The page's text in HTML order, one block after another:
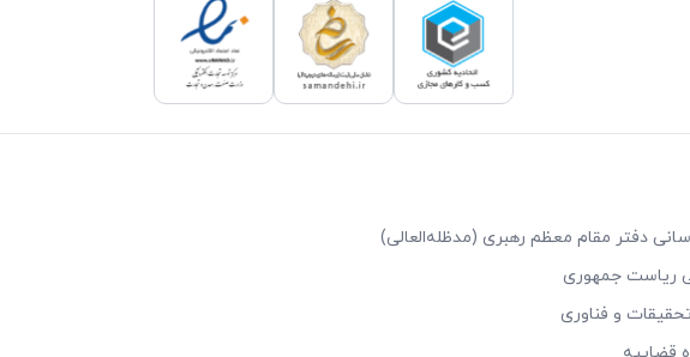
دفتر مقام معظم رهبری (مد‌ظله‌العالی)
ریاست جمهوری
و فناوری